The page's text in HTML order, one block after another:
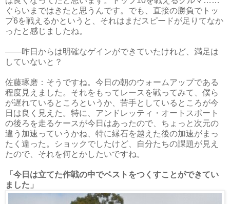
ぐらいまではきたと思うんです。でも、直接の勝負でトッ
プ6を戦えるかというと、それはまだスピードが足りてなか
ったと感じましたね。
――昨日からは明確なゲインができていたけれど、満足は
していないと？
佐藤琢磨：そうですね。今日の朝のウォームアップである
程度見えました。それをもってレースを戦ってみて、僕ら
が遅れているところというか、苦手としているところが今
日は良く見えた。特に、アンドレッティ・オートスポート
の後ろを走るケースが今日はあったので、ちょっと次元の
違う加速っていうかね、特に縁石を越えた後の加速がまっ
たく違った。ショックでしたけど、自分たちの課題が見え
たので、それを何とかしたいですね。
「今日は立てた作戦の中でベストをつくすことができてい
ました」